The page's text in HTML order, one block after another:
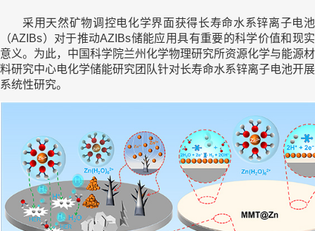
采用天然矿物调控电化学界面获得长寿命水系锌离子电池
（AZIBs）对于推动AZIBs储能应用具有重要的科学价值和现实
意义。为此，中国科学院兰州化学物理研究所资源化学与能源材
料研究中心电化学储能研究团队针对长寿命水系锌离子电池开展
系统性研究。